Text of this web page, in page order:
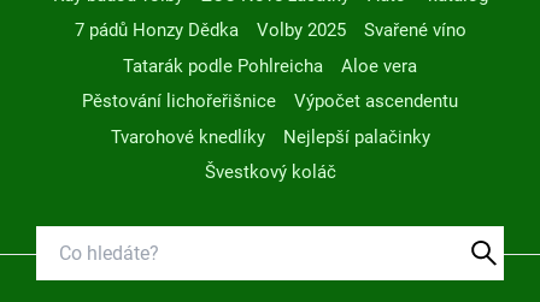
7 pádů Honzy Dědka
Volby 2025
Svařené víno
Tatarák podle Pohlreicha
Aloe vera
Pěstování lichořeřišnice
Výpočet ascendentu
Tvarohové knedlíky
Nejlepší palačinky
Švestkový koláč